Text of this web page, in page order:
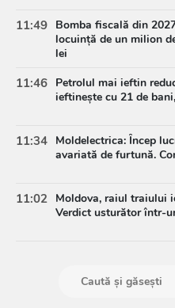
11:49 Bomba fiscală din
locuință de un milion
lei
11:46 Petrolul mai ieftin
ieftinește cu 21 de
11:34 Moldelectrica: Încep
avariată de furtună.
11:02 Moldova, raiul traiului
Verdict usturător într-